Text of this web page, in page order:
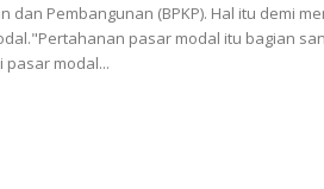
dan Pembangunan (BPKP). Hal itu demi
pasar modal itu bagian
pasar modal...